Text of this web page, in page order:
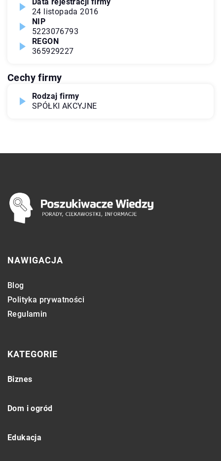
24 listopada 2016
NIP
5223076793
REGON
365929227
Cechy firmy
Rodzaj firmy
SPÓŁKI AKCYJNE
NAWIGACJA
Blog
Polityka prywatności
Regulamin
KATEGORIE
Biznes
Dom i ogród
Edukacja